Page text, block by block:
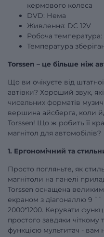
кермового колеса
DVD: Нема
Живлення: DC 12V
Робоча температура:
Температура
Torssen – це більше ніж
Що ви очікуєте від
автівки? Хороший звук,
чисельних форматів
вершина айсберга, коли
Torssen! Що ж робить її
магнітол для автомобілів?
1. Ергономічний та
Просто погляньте, як
магнітоли на панелі
Torssen оснащена
екраном з діагоналлю 9 ``
2000*1200. Керувати
простого завдяки чіткому
функцією мультитач - вам